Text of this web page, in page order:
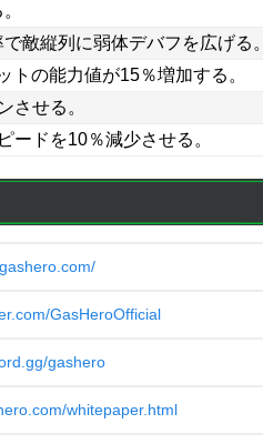
敵縦列に弱体デバフを広げる。
の能力値が15％増加する。
させる。
ードを10％減少させる。
GasHeroOfficial
gashero
whitepaper.html